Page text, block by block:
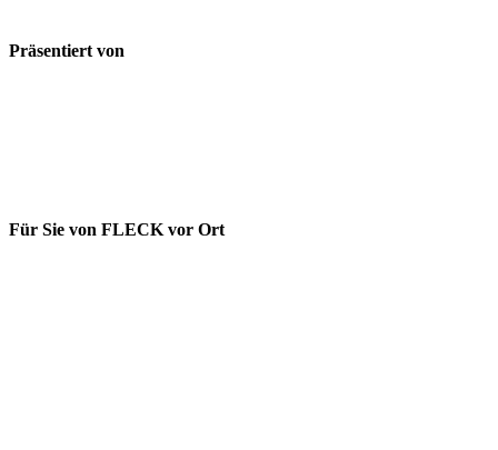
Präsentiert von
Für Sie von FLECK vor Ort